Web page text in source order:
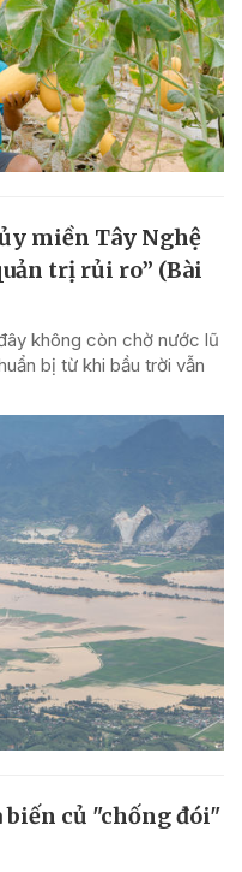
miền Tây Nghệ
trị rủi ro” (Bài
không còn chờ nước lũ
bị từ khi bầu trời vẫn
củ "chống đói"